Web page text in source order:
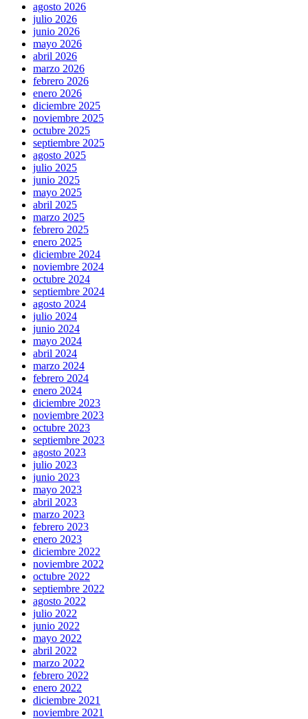
agosto 2026
julio 2026
junio 2026
mayo 2026
abril 2026
marzo 2026
febrero 2026
enero 2026
diciembre 2025
noviembre 2025
octubre 2025
septiembre 2025
agosto 2025
julio 2025
junio 2025
mayo 2025
abril 2025
marzo 2025
febrero 2025
enero 2025
diciembre 2024
noviembre 2024
octubre 2024
septiembre 2024
agosto 2024
julio 2024
junio 2024
mayo 2024
abril 2024
marzo 2024
febrero 2024
enero 2024
diciembre 2023
noviembre 2023
octubre 2023
septiembre 2023
agosto 2023
julio 2023
junio 2023
mayo 2023
abril 2023
marzo 2023
febrero 2023
enero 2023
diciembre 2022
noviembre 2022
octubre 2022
septiembre 2022
agosto 2022
julio 2022
junio 2022
mayo 2022
abril 2022
marzo 2022
febrero 2022
enero 2022
diciembre 2021
noviembre 2021